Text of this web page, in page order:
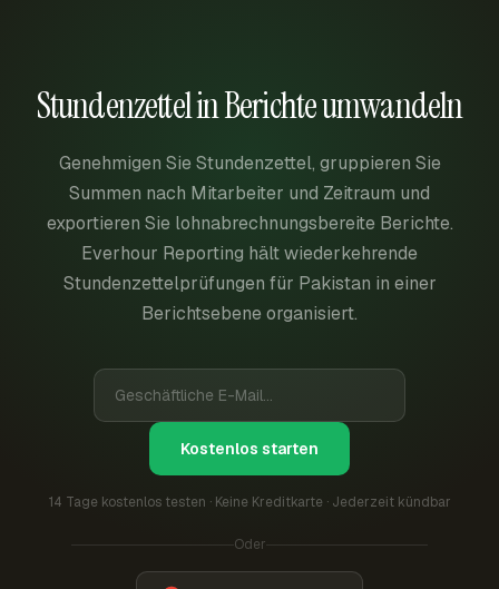
Stundenzettel in Berichte umwandeln
Genehmigen Sie Stundenzettel, gruppieren Sie
Summen nach Mitarbeiter und Zeitraum und
exportieren Sie lohnabrechnungsbereite Berichte.
Everhour Reporting hält wiederkehrende
Stundenzettelprüfungen für Pakistan in einer
Berichtsebene organisiert.
Kostenlos starten
14 Tage kostenlos testen · Keine Kreditkarte · Jederzeit kündbar
Oder